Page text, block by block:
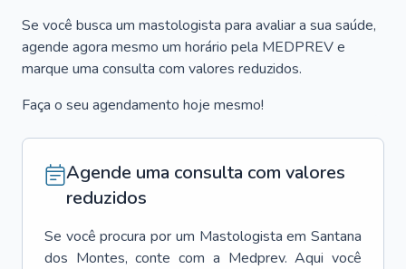
Se você busca um mastologista para avaliar a sua saúde,
agende agora mesmo um horário pela MEDPREV e
marque uma consulta com valores reduzidos.
Faça o seu agendamento hoje mesmo!
Agende uma consulta com valores
reduzidos
Se você procura por um Mastologista em Santana
dos Montes, conte com a Medprev. Aqui você